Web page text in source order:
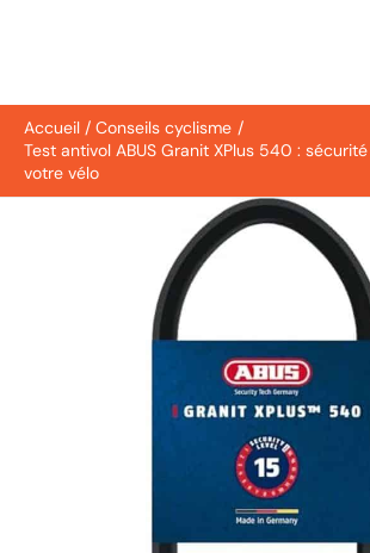
Accueil
Conseils cyclisme
Test antivol ABUS Granit XPlus 540 :
votre vélo